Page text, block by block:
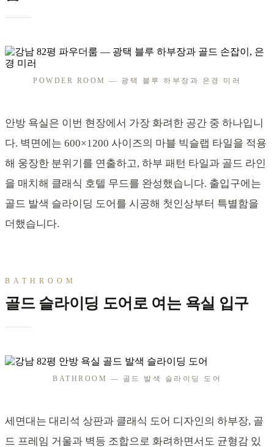
POWDER ROOM — 광택 블루 하부장과 은경 미러
안방 욕실은 이번 현장에서 가장 화려한 공간 중 하나입니
다. 벽면에는 600×1200 사이즈의 마블 빅슬랩 타일을 적용
해 웅장한 분위기를 연출하고, 하부 패턴 타일과 골드 라인
을 매치해 클래식 호텔 무드를 완성했습니다. 출입구에는
골드 발색 슬라이딩 도어를 시공해 첫인상부터 특별함을
더했습니다.
BATHROOM
골드 슬라이딩 도어로 여는 욕실 입구
BATHROOM — 골드 발색 슬라이딩 도어
세면대는 대리석 상판과 클래식 도어 디자인의 하부장, 골
드 프레임 거울과 벽등 조합으로 화려하면서도 균형감 있